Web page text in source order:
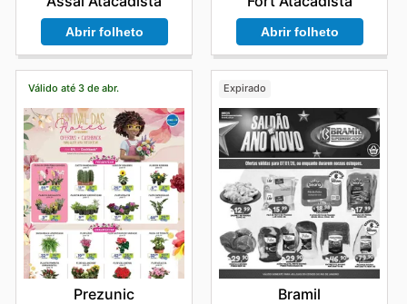
Abrir folheto Abrir folheto
Válido até 3 de abr.
Prezunic
Expirado
Bramil